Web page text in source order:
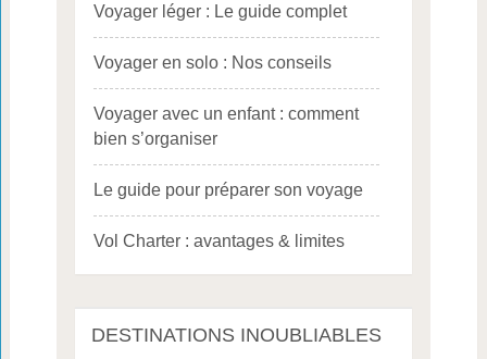
Voyager léger : Le guide complet
Voyager en solo : Nos conseils
Voyager avec un enfant : comment
bien s’organiser
Le guide pour préparer son voyage
Vol Charter : avantages & limites
DESTINATIONS INOUBLIABLES